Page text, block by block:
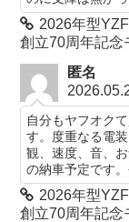
2026年型
創立70周年記念
匿名
自分もヤフオク
す。度重なる電
観、速度、音、
の納車予定です。
2026年型
創立70周年記念